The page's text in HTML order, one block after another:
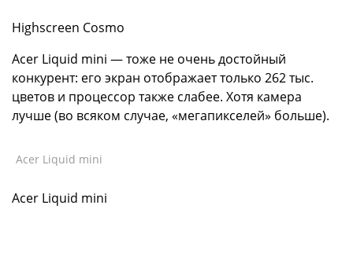
Highscreen Cosmo
Acer Liquid mini — тоже не очень достойный
конкурент: его экран отображает только 262 тыс.
цветов и процессор также слабее. Хотя камера
лучше (во всяком случае, «мегапикселей» больше).
Acer Liquid mini
Acer Liquid mini